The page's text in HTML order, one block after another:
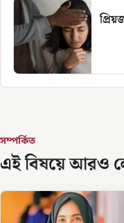
সম্পর্কিত
এই বিষয়ে আরও